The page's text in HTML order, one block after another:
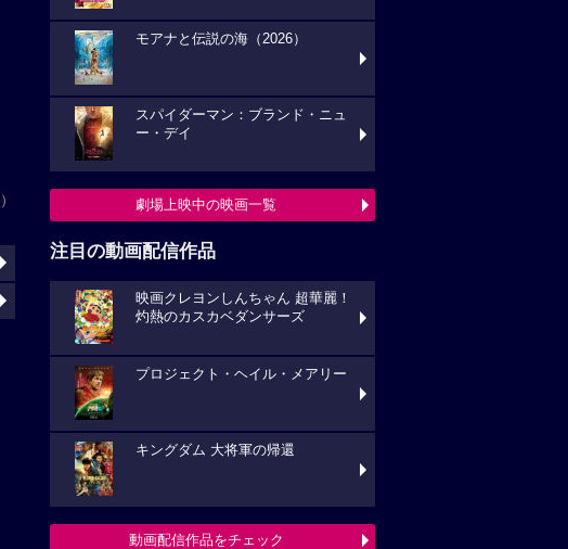
）
モアナと伝説の海（2026）
スパイダーマン：ブランド・ニュ
ー・デイ
劇場上映中の映画一覧
注目の動画配信作品
映画クレヨンしんちゃん 超華麗！
灼熱のカスカベダンサーズ
プロジェクト・ヘイル・メアリー
キングダム 大将軍の帰還
動画配信作品をチェック